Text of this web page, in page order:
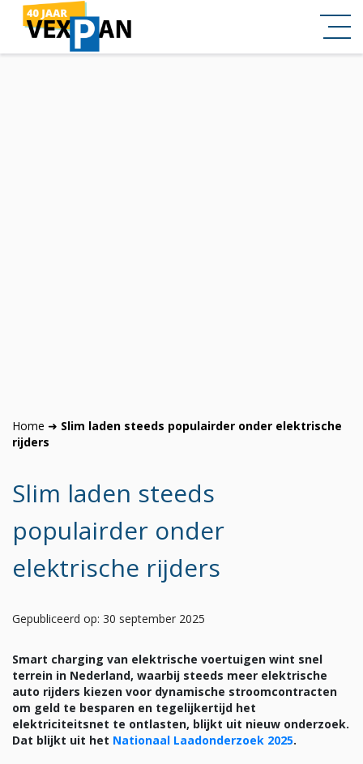
Home ➜ Slim laden steeds populairder onder elektrische
rijders
Slim laden steeds
populairder onder
elektrische rijders
Gepubliceerd op: 30 september 2025
Smart charging van elektrische voertuigen wint snel
terrein in Nederland, waarbij steeds meer elektrische
auto rijders kiezen voor dynamische stroomcontracten
om geld te besparen en tegelijkertijd het
elektriciteitsnet te ontlasten, blijkt uit nieuw onderzoek.
Dat blijkt uit het Nationaal Laadonderzoek 2025.